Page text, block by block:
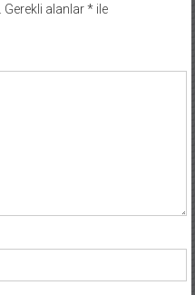
Gerekli alanlar*ile